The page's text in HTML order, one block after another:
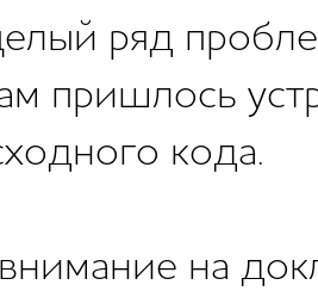
ряд
пришлось
кода.
на